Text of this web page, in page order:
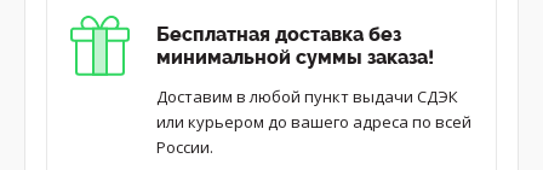
Бесплатная доставка без
минимальной суммы заказа!
Доставим в любой пункт выдачи СДЭК
или курьером до вашего адреса по всей
России.